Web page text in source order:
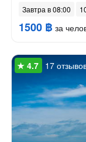
Завтра в 08:00
1500 ฿ за
17